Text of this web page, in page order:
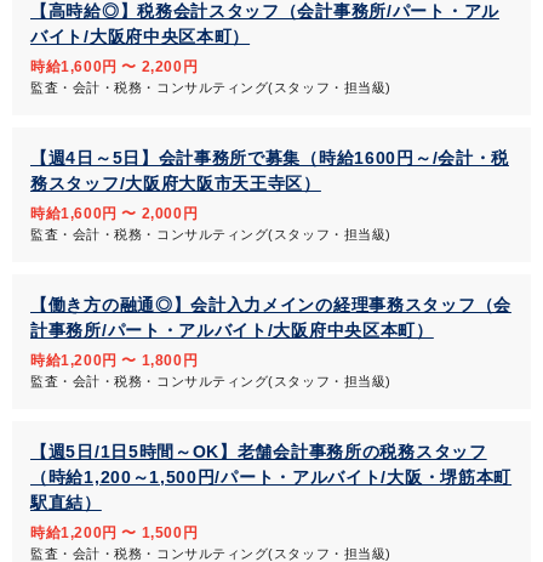
【高時給◎】税務会計スタッフ（会計事務所/パート・アル
バイト/大阪府中央区本町）
時給1,600円 〜 2,200円
監査・会計・税務・コンサルティング(スタッフ・担当級)
【週4日～5日】会計事務所で募集（時給1600円～/会計・税
務スタッフ/大阪府大阪市天王寺区）
時給1,600円 〜 2,000円
監査・会計・税務・コンサルティング(スタッフ・担当級)
【働き方の融通◎】会計入力メインの経理事務スタッフ（会
計事務所/パート・アルバイト/大阪府中央区本町）
時給1,200円 〜 1,800円
監査・会計・税務・コンサルティング(スタッフ・担当級)
【週5日/1日5時間～OK】老舗会計事務所の税務スタッフ
（時給1,200～1,500円/パート・アルバイト/大阪・堺筋本町
駅直結）
時給1,200円 〜 1,500円
監査・会計・税務・コンサルティング(スタッフ・担当級)